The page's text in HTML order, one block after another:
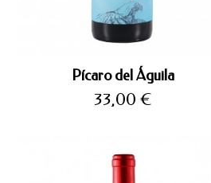
Pícaro del Águila
Precio
33,00 €